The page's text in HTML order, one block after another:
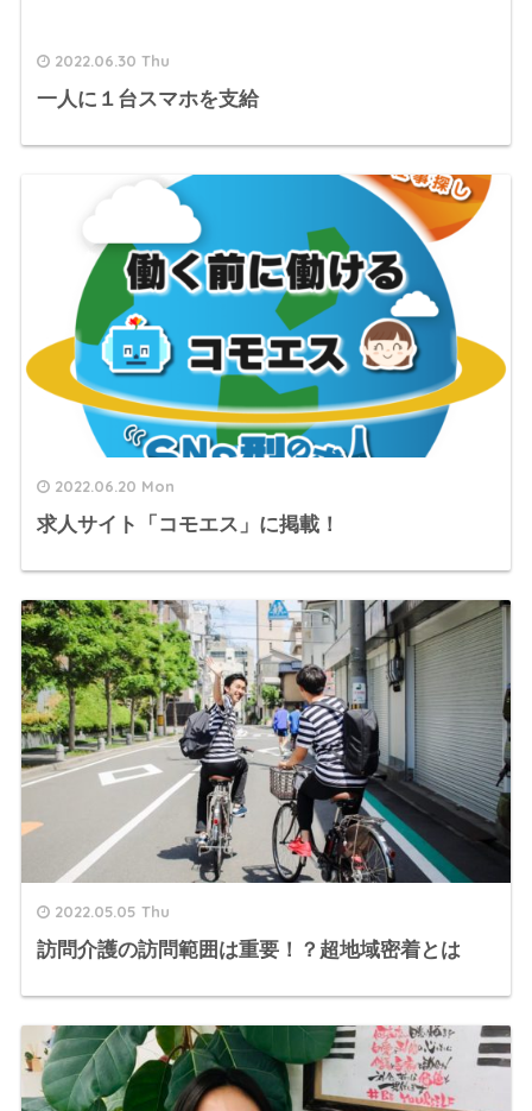
2022.06.30 Thu
一人に１台スマホを支給
2022.06.20 Mon
求人サイト「コモエス」に掲載！
2022.05.05 Thu
訪問介護の訪問範囲は重要！？超地域密着とは